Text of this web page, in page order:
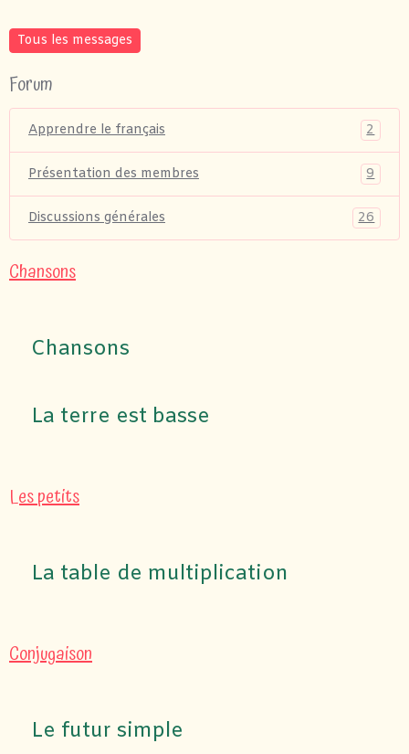
Tous les messages
Forum
Apprendre le français 2
Présentation des membres 9
Discussions générales 26
Chansons
Chansons
La terre est basse
Les petits
La table de multiplication
Conjugaison
Le futur simple